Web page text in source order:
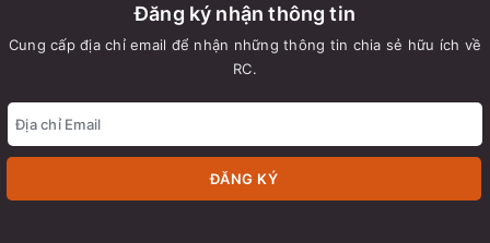
Đăng ký nhận thông tin
Cung cấp địa chỉ email để nhận những thông tin chia sẻ hữu ích về
RC.
ĐĂNG KÝ